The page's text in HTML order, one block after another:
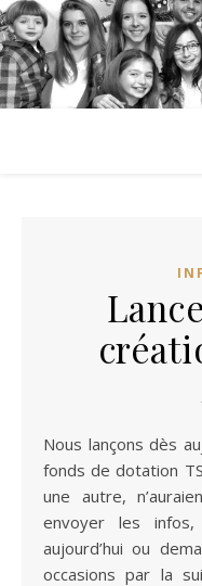
Nous lançons dès aujourd’hui la création officielle du
fonds de dotation
une autre,
envoyer les
aujourd’hui ou
occasions par la